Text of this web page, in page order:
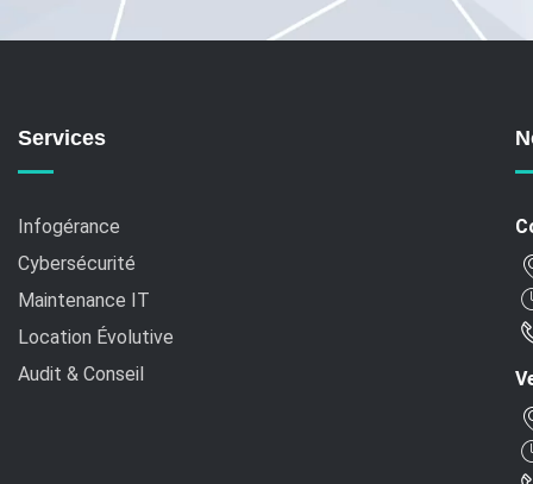
Services
Infogérance
Cybersécurité
Maintenance IT
Location Évolutive
Audit & Conseil